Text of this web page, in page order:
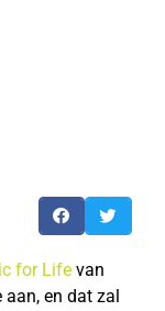
for Life van
aan, en dat zal